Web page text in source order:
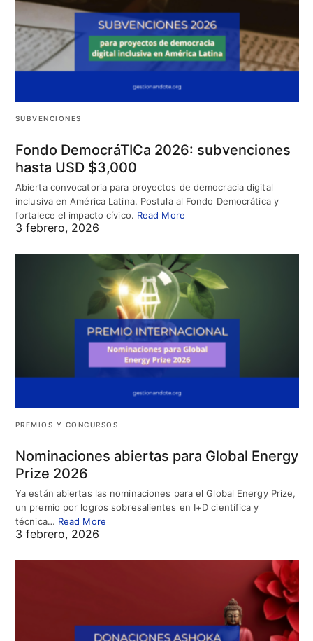
SUBVENCIONES
Fondo DemocráTICa 2026: subvenciones
hasta USD $3,000
Abierta convocatoria para proyectos de democracia digital
inclusiva en América Latina. Postula al Fondo Democrática y
fortalece el impacto cívico. Read More
3 febrero, 2026
PREMIOS Y CONCURSOS
Nominaciones abiertas para Global Energy
Prize 2026
Ya están abiertas las nominaciones para el Global Energy Prize,
un premio por logros sobresalientes en I+D científica y
técnica… Read More
3 febrero, 2026